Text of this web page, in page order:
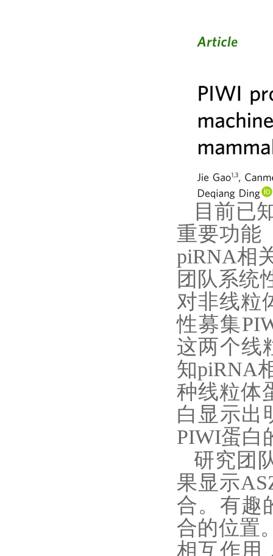
目前已
重要功能
piRNA相
团队系统
对非线粒
性募集
这两个线
知piRNA
种线粒体
白显示出
PIWI蛋白
研究团
果显示AS
合。有趣
合的位置
相互作用